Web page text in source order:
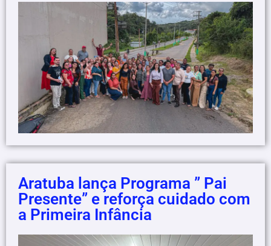
Aratuba lança Programa ” Pai
Presente” e reforça cuidado com
a Primeira Infância